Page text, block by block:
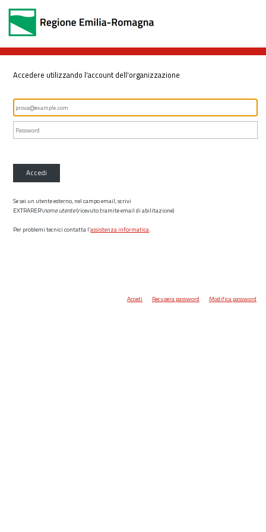
Accedere utilizzando l'account dell'organizzazione
Accedi
Se sei un utente esterno, nel campo email, scrivi
EXTRARER\nome utente(ricevuto tramite email di abilitazione)
Per problemi tecnici contatta l’assistenza informatica.
Accedi Recupera password Modifica password